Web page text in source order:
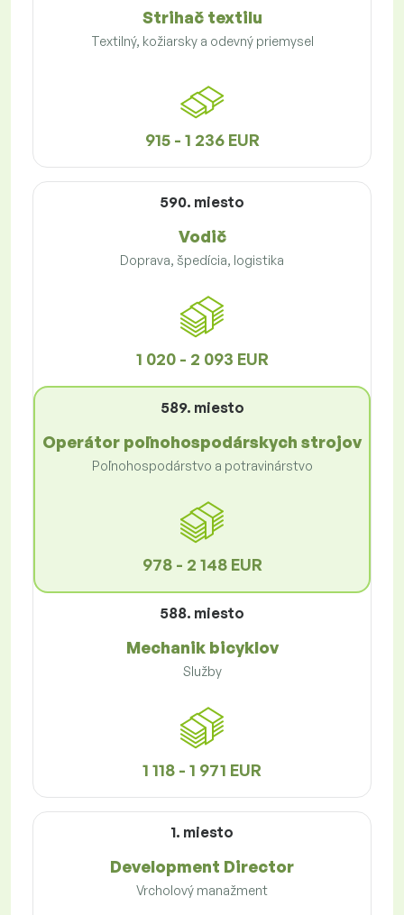
Strihač textilu
Textilný, kožiarsky a odevný priemysel
915 - 1 236 EUR
590. miesto
Vodič
Doprava, špedícia, logistika
1 020 - 2 093 EUR
589. miesto
Operátor poľnohospodárskych strojov
Poľnohospodárstvo a potravinárstvo
978 - 2 148 EUR
588. miesto
Mechanik bicyklov
Služby
1 118 - 1 971 EUR
1. miesto
Development Director
Vrcholový manažment